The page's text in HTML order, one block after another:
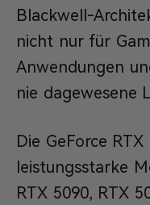
Blackwell-
nicht nur für
Anwendungen
nie dagewesene
Die GeForce
leistungsstarke
RTX 5090, RTX